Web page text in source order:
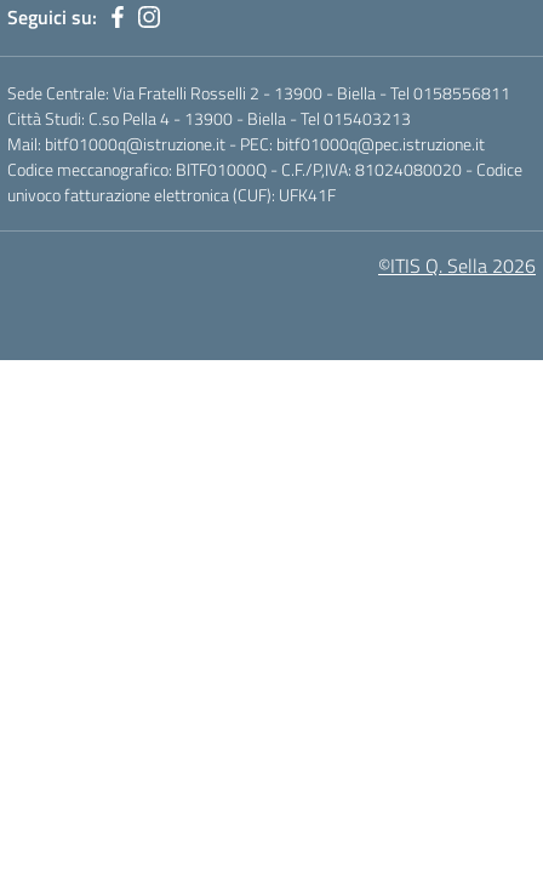
Seguici su:
Sede Centrale: Via Fratelli Rosselli 2 - 13900 - Biella - Tel 0158556811
Città Studi: C.so Pella 4 - 13900 - Biella - Tel 015403213
Mail: bitf01000q@istruzione.it- PEC: bitf01000q@pec.istruzione.it
Codice meccanografico: BITF01000Q - C.F./P,IVA: 81024080020 - Codice
univoco fatturazione elettronica (CUF): UFK41F
©ITIS Q. Sella 2026